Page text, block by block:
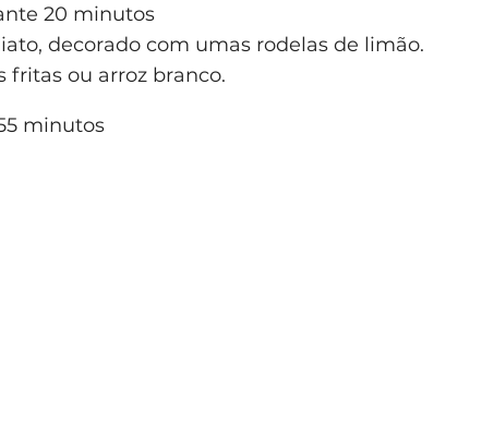
20 minutos
decorado com umas rodelas de limão.
fritas ou arroz branco.
minutos